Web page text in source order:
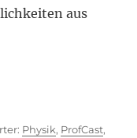
aus
Schlagwörter
Physik, ProfCast,